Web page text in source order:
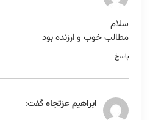
سلام
مطالب خوب و ارزنده بود
پاسخ
ابراهیم عزتجاهگفت: